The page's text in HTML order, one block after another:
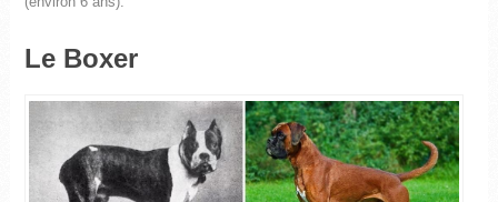
Le Boxer